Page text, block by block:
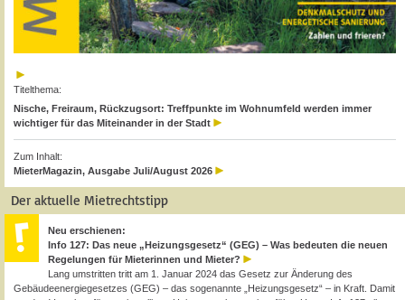
Titelthema:
Nische, Freiraum, Rückzugsort: Treffpunkte im Wohnumfeld werden immer
wichtiger für das Miteinander in der Stadt
Zum Inhalt:
MieterMagazin, Ausgabe Juli/August 2026
Der aktuelle Mietrechtstipp
Neu erschienen:
Info 127: Das neue „Heizungsgesetz“ (GEG) – Was bedeuten die neuen
Regelungen für Mieterinnen und Mieter?
Lang umstritten tritt am 1. Januar 2024 das Gesetz zur Änderung des
Gebäudeenergiegesetzes (GEG) – das sogenannte „Heizungsgesetz“ – in Kraft. Damit